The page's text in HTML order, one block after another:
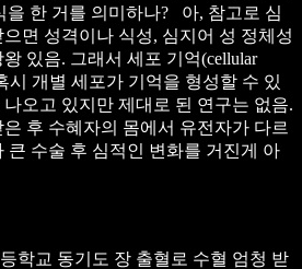
을 한 거를 의미하나?
아, 참고로 심
면 성격이나 식성, 심지어 성 정체성
있음. 그래서 세포 기억(cellular
시 개별 세포가 기억을 형성할 수 있
오고 있지만 제대로 된 연구는 없음.
후 수혜자의 몸에서 유전자가 다르
큰 수술 후 심적인 변화를 거진게 아
학교 동기도 장 출혈로 수혈 엄청 받